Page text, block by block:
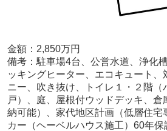
金額：2,850万円
備考： 駐車場4台、公営水道、浄化
ッキングヒーター、エコキュート、
ニー、吹き抜け、トイレ１・２階（
戸）、庭、屋根付ウッドデッキ、倉
納可能）、家代地区計画（低層住宅
カー（ヘーベルハウス施工）60年保